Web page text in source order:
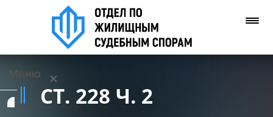
Меню ✕
СТ. 228 Ч. 2